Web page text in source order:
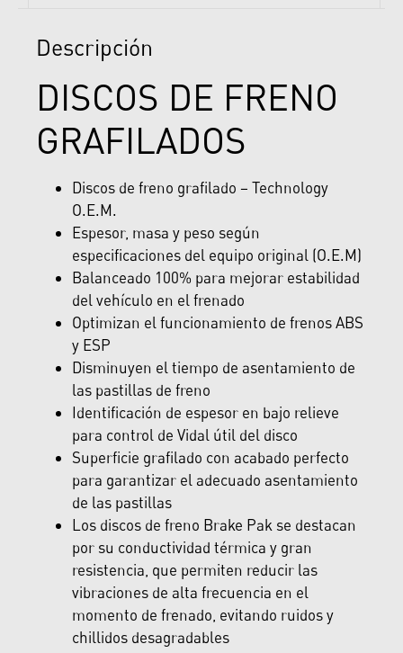
Descripción
DISCOS DE FRENO
GRAFILADOS
Discos de freno grafilado – Technology
O.E.M.
Espesor, masa y peso según
especificaciones del equipo original (O.E.M)
Balanceado 100% para mejorar estabilidad
del vehículo en el frenado
Optimizan el funcionamiento de frenos ABS
y ESP
Disminuyen el tiempo de asentamiento de
las pastillas de freno
Identificación de espesor en bajo relieve
para control de Vidal útil del disco
Superficie grafilado con acabado perfecto
para garantizar el adecuado asentamiento
de las pastillas
Los discos de freno Brake Pak se destacan
por su conductividad térmica y gran
resistencia, que permiten reducir las
vibraciones de alta frecuencia en el
momento de frenado, evitando ruidos y
chillidos desagradables